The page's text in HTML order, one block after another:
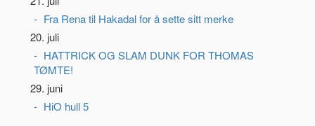
Fra Rena til Hakadal for å sette sitt merke
20. juli
HATTRICK OG SLAM DUNK FOR THOMAS
TØMTE!
29. juni
HiO hull 5